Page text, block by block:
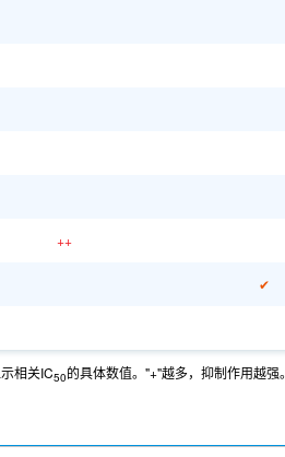
++
✔
相关IC50的具体数值。"+"越多，抑制作用越强。